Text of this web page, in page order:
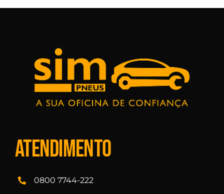
Atendimento
0800 7744-222